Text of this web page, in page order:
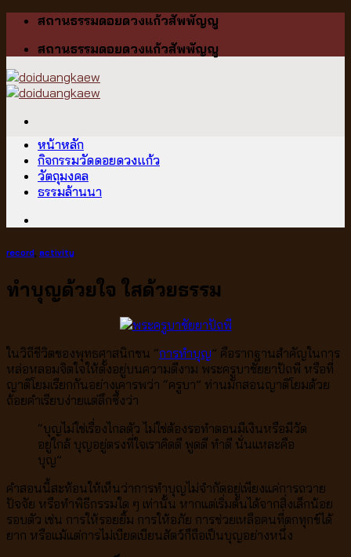
Skip
content
สถานธรรมดอยดวงแก้วสัพพัญญู
สถานธรรมดอยดวงแก้วสัพพัญญู
หน้าหลัก
กิจกรรมวัดดอยดวงแก้ว
วัตถุมงคล
ธรรมล้านนา
record, activity
ทำบุญด้วยใจ ใสด้วยธรรม
ในวิถีชีวิตของพุทธศาสนิกชน “การทำบุญ” คือรากฐานสำคัญในการ
หล่อหลอมจิตใจให้ตั้งอยู่บนความดีงาม พระครูบาชัยยาปัถพี หรือที่
ญาติโยมเรียกกันอย่างเคารพว่า “ครูบา” ท่านมักสอนญาติโยมด้วย
ถ้อยคำเรียบง่ายแต่ลึกซึ้งว่า
“บุญไม่ใช่เรื่องไกลตัว ไม่ใช่ต้องรอทำตอนมีเงินหรือมีวัด
อยู่ใกล้ บุญอยู่ตรงที่ใจเราคิดดี พูดดี ทำดี นั่นแหละคือ
บุญ”
คำสอนนี้สะท้อนให้เห็นว่าการทำบุญไม่จำกัดอยู่เพียงแค่การถวาย
ปัจจัย หรือทำพิธีกรรมใด ๆ เท่านั้น หากแต่เริ่มต้นได้จากสิ่งเล็กน้อย
รอบตัว เช่น การให้รอยยิ้ม การให้อภัย การช่วยเหลือคนที่ตกทุกข์ได้
ยาก หรือแม้แต่การไม่เบียดเบียนสัตว์ก็ถือเป็นบุญอย่างหนึ่ง